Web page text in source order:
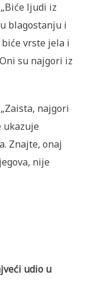
ljudi iz
blagostanju i
vrste jela i
su najgori iz
najgori
ukazuje
Znajte, onaj
nije
udio u